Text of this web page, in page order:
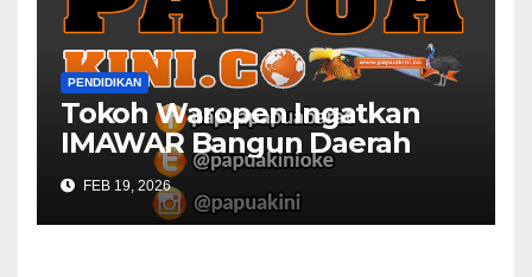
PENDIDIKAN
Tokoh Waropen Ingatkan
IMAWAR Bangun Daerah
FEB 19, 2026